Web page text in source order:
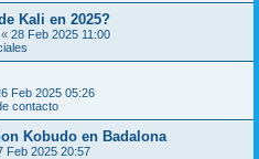
Kali en 2025?
« 28 Feb 2025 11:00
Feb 2025 05:26
contacto
Kobudo en Badalona
Feb 2025 20:57